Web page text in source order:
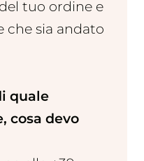
tuo ordine e
che sia andato
quale
cosa devo